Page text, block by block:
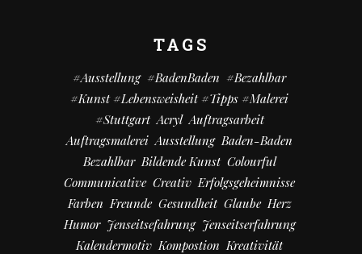
TAGS
#Ausstellung #BadenBaden #bezahlbar
#kunst #Lebensweisheit #Tipps #Malerei
#Stuttgart Acryl Auftragsarbeit
Auftragsmalerei Ausstellung Baden-Baden
Bezahlbar Bildende Kunst Colourful
Communicative Creativ Erfolgsgeheimnisse
Farben Freunde Gesundheit Glaube Herz
Humor Jenseitsefahrung Jenseitserfahrung
Kalendermotiv Kompostion Kreativität